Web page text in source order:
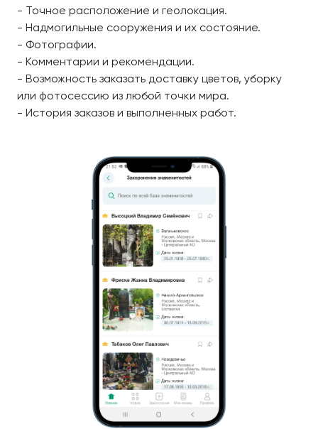
- Точное расположение и геолокация.
- Надмогильные сооружения и их состояние.
- Фотографии.
- Комментарии и рекомендации.
- Возможность заказать доставку цветов, уборку
или фотосессию из любой точки мира.
- История заказов и выполненных работ.